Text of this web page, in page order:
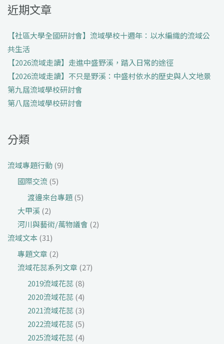
鍵
近期文章
【社區大學全國研討會】流域學校十週年：以水編織的流域公
共生活
【2026流域走讀】走進中盛野溪，踏入日常的途徑
【2026流域走讀】不只是野溪：中盛村依水的歷史與人文地景
第九屆流域學校研討會
第八屆流域學校研討會
分類
流域專題行動(9)
國際交流 (5)
渡邊來台專題(5)
大甲溪 (2)
河川與藝術/萬物議會 (2)
流域文本(31)
專題文章 (2)
流域花蕊系列文章 (27)
2019流域花蕊(8)
2020流域花蕊(4)
2021流域花蕊(3)
2022流域花蕊(5)
2025流域花蕊(4)